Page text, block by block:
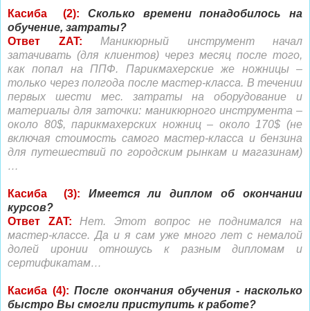
Касиба (2):
Сколько времени понадобилось на
обучение, затраты?
Ответ ZAT:
Маникюрный инструмент начал
затачивать (для клиентов) через месяц после того,
как попал на ППФ. Парикмахерские же ножницы –
только через полгода после мастер-класса. В течении
первых шести мес. затраты на оборудование и
материалы для заточки: маникюрного инструмента –
около 80$, парикмахерских ножниц – около 170$ (не
включая стоимость самого мастер-класса и бензина
для путешествий по городским рынкам и магазинам)
…
Касиба (3):
Имеется ли диплом об окончании
курсов?
Ответ ZAT:
Нет. Этот вопрос не поднимался на
мастер-классе. Да и я сам уже много лет с немалой
долей иронии отношусь к разным дипломам и
сертификатам…
Касиба (4): После окончания обучения - насколько
быстро Вы смогли приступить к работе?